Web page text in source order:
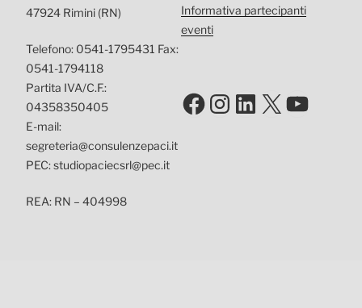
47924 Rimini (RN)
Telefono: 0541-1795431 Fax:
0541-1794118
Partita IVA/C.F.:
04358350405
E-mail:
segreteria@consulenzepaci.it
PEC: studiopaciecsrl@pec.it
REA: RN – 404998
Informativa partecipanti
eventi
Facebook
Instagram
LinkedIn
X